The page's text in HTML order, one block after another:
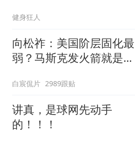
健身狂人
向松祚：美国阶层固化最
弱？马斯克发火箭就是答
白宸侃片 2989跟贴
讲真，是球网先动手
的！！！